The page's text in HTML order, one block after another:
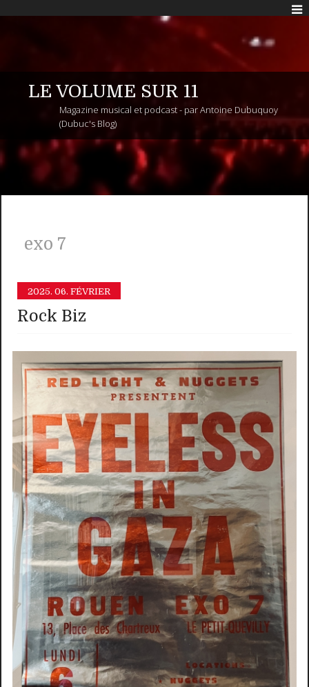
LE VOLUME SUR 11
Magazine musical et podcast - par Antoine Dubuquoy
(Dubuc's Blog)
exo 7
2025. 06. FÉVRIER
Rock Biz